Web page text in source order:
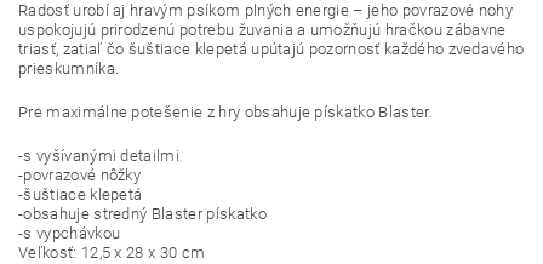
Radosť urobí aj hravým psíkom plných energie – jeho povrazové nohy
uspokojujú prirodzenú potrebu žuvania a umožňujú hračkou zábavne
triasť, zatiaľ čo šuštiace klepetá upútajú pozornosť každého zvedavého
prieskumníka.
Pre maximálne potešenie z hry obsahuje pískatko Blaster.
-s vyšívanými detailmi
-povrazové nôžky
-šuštiace klepetá
-obsahuje stredný Blaster pískatko
-s vypchávkou
Veľkosť: 12,5 x 28 x 30 cm